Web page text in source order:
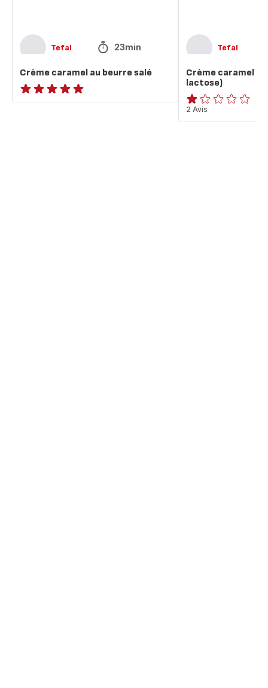
Tefal 23min
Crème caramel au beurre salé
ratings.NaN
Tefal
Crème caramel
lactose)
Avis
1
2 Avis